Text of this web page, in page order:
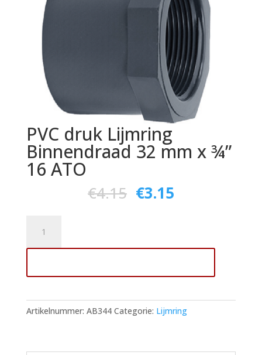
PVC druk Lijmring
Binnendraad 32 mm x ¾”
16 ATO
€4.15 €3.15
Lijmring
32
x
¾"
Artikelnummer: AB344 Categorie: Lijmring